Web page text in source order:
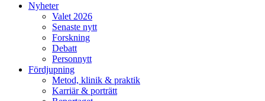
Nyheter
Valet 2026
Senaste nytt
Forskning
Debatt
Personnytt
Fördjupning
Metod, klinik & praktik
Karriär & porträtt